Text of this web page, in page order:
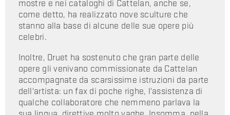
mostre e nei cataloghi di Cattelan, anche se,
come detto, ha realizzato nove sculture che
stanno alla base di alcune delle sue opere più
celebri.
Inoltre, Druet ha sostenuto che gran parte delle
opere gli venivano commissionate da Cattelan
accompagnate da scarsissime istruzioni da parte
dell'artista: un fax di poche righe, l'assistenza di
qualche collaboratore che nemmeno parlava la